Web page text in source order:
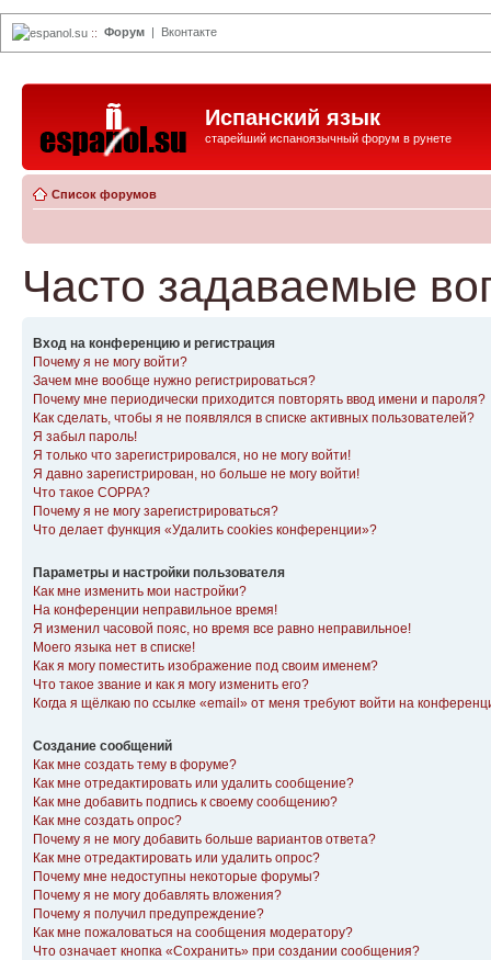
espanol.su :: Форум | Вконтакте
Испанский язык
старейший испаноязычный форум в рунете
Список форумов
Часто задаваемые
Вход на конференцию и регистрация
Почему я не могу войти?
Зачем мне вообще нужно регистрироваться?
Почему мне периодически приходится повторять ввод имени и пароля?
Как сделать, чтобы я не появлялся в списке активных пользователей?
Я забыл пароль!
Я только что зарегистрировался, но не могу войти!
Я давно зарегистрирован, но больше не могу войти!
Что такое COPPA?
Почему я не могу зарегистрироваться?
Что делает функция «Удалить cookies конференции»?
Параметры и настройки пользователя
Как мне изменить мои настройки?
На конференции неправильное время!
Я изменил часовой пояс, но время все равно неправильное!
Моего языка нет в списке!
Как я могу поместить изображение под своим именем?
Что такое звание и как я могу изменить его?
Когда я щёлкаю по ссылке «email» от меня требуют войти на
Создание сообщений
Как мне создать тему в форуме?
Как мне отредактировать или удалить сообщение?
Как мне добавить подпись к своему сообщению?
Как мне создать опрос?
Почему я не могу добавить больше вариантов ответа?
Как мне отредактировать или удалить опрос?
Почему мне недоступны некоторые форумы?
Почему я не могу добавлять вложения?
Почему я получил предупреждение?
Как мне пожаловаться на сообщения модератору?
Что означает кнопка «Сохранить» при создании сообщения?